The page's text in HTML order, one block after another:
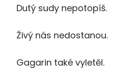
Dutý sudy nepotopíš.
Živý nás nedostanou.
Gagarin také vyletěl.